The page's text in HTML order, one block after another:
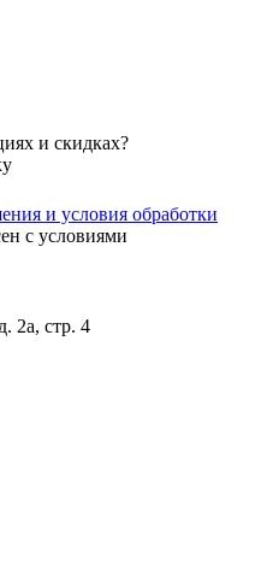
и скидках?
и условия обработки
с условиями
2а, стр. 4